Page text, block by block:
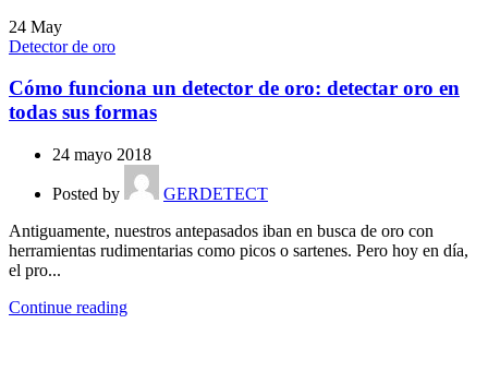
24 May
Detector de oro
Cómo funciona un detector de oro: detectar oro en
todas sus formas
24 mayo 2018
Posted by
GERDETECT
Antiguamente, nuestros antepasados ​​iban en busca de oro con
herramientas rudimentarias como picos o sartenes. Pero hoy en día,
el pro...
Continue reading